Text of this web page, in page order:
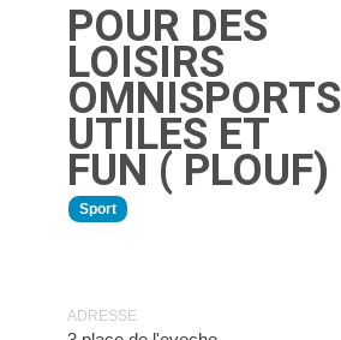
POUR DES
LOISIRS
OMNISPORTS
UTILES ET
FUN ( PLOUF)
Sport
ADRESSE